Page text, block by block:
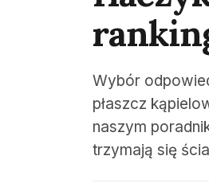
Wybór
płaszcz
naszym
trzymają się